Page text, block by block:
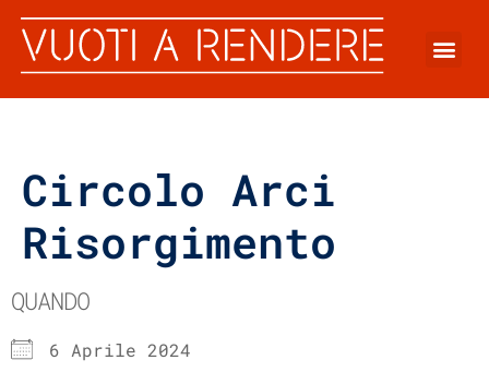
Circolo Arci
Risorgimento
QUANDO
6 Aprile 2024